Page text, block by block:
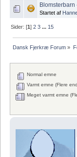
Blomsterbarn
Startet af
Sider: [1]2 3 ... 15
Dansk Fjerkræ Forum »
Normal emne
Varmt emne (Flere
Meget varmt emne